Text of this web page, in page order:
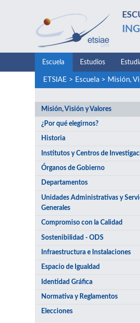
Escuela Estudios
ETSIAE > Escuela> Misión,
Misión, Visión y Valores
¿Por qué elegirnos?
Historia
Institutos y Centros de
Órganos de Gobierno
Departamentos
Unidades Administrativas y
Generales
Compromiso con la Calidad
Sostenibilidad - ODS
Infraestructura e Instalaciones
Espacio de Igualdad
Identidad Gráfica
Normativa y Reglamentos
Elecciones